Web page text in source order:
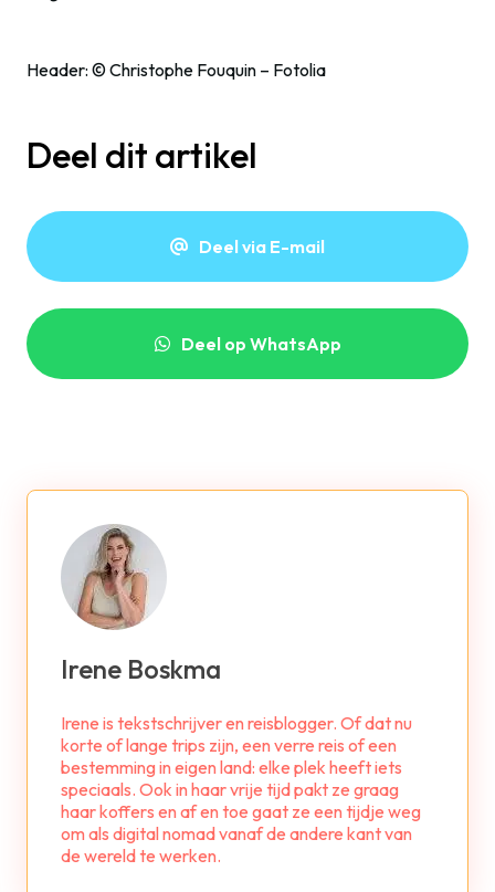
Header: © Christophe Fouquin – Fotolia
Deel dit artikel
Deel via E-mail
Deel op WhatsApp
Irene Boskma
Irene is tekstschrijver en reisblogger. Of dat nu
korte of lange trips zijn, een verre reis of een
bestemming in eigen land: elke plek heeft iets
speciaals. Ook in haar vrije tijd pakt ze graag
haar koffers en af en toe gaat ze een tijdje weg
om als digital nomad vanaf de andere kant van
de wereld te werken.